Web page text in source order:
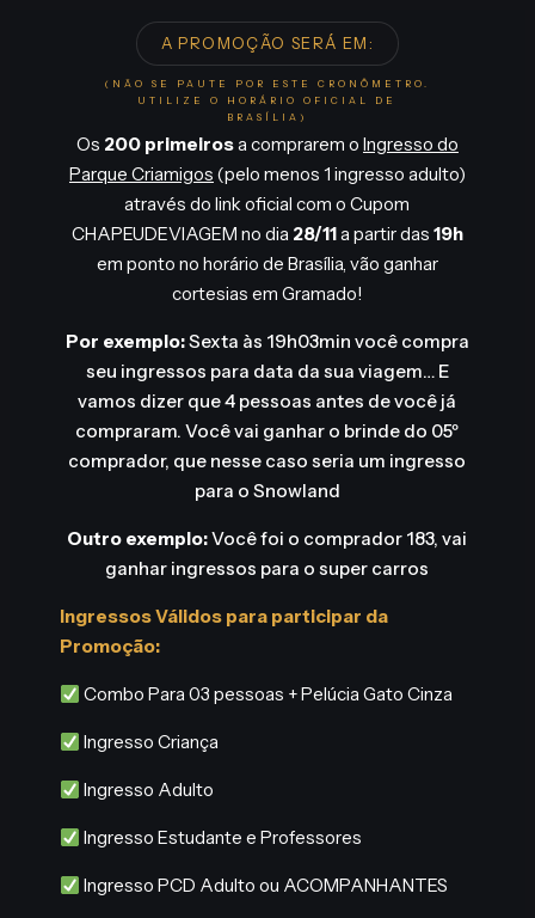
A PROMOÇÃO SERÁ EM:
(NÃO SE PAUTE POR ESTE CRONÔMETRO.
UTILIZE O HORÁRIO OFICIAL DE
BRASÍLIA)
Os 200 primeirosa comprarem o Ingresso do
Parque Criamigos (pelo menos 1 ingresso adulto)
através do link oficial com o Cupom
CHAPEUDEVIAGEM no dia 28/11a partir das 19h
em ponto no horário de Brasília, vão ganhar
cortesias em Gramado!
Por exemplo:Sexta às 19h03min você compra
seu ingressos para data da sua viagem… E
vamos dizer que 4 pessoas antes de você já
compraram. Você vai ganhar o brinde do 05º
comprador, que nesse caso seria um ingresso
para o Snowland
Outro exemplo:Você foi o comprador 183, vai
ganhar ingressos para o super carros
Ingressos Válidos para participar da
Promoção:
Combo Para 03 pessoas + Pelúcia Gato Cinza
Ingresso Criança
Ingresso Adulto
Ingresso Estudante e Professores
Ingresso PCD Adulto ou ACOMPANHANTES